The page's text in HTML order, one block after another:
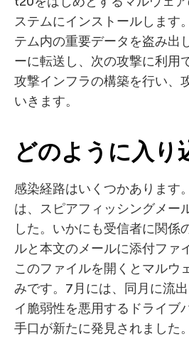
ステムにインストールします
テム内の重要データを盗み出
ーに転送し、次の攻撃に利用
攻撃インフラの構築を行い、
いきます。
どのように入り
感染経路はいくつかあります
は、スピアフィッシングメー
した。いかにも受信者に関係
ルと本文のメールに添付ファ
このファイルを開くとマルウ
みです。7月には、同月に流
イ脆弱性を悪用するドライブ
手口が新たに発見されました